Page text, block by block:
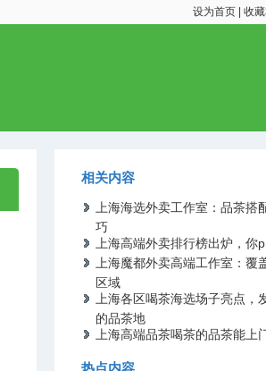
设为首页 收
相关内容
上海海选外卖工作室：品茶搭
巧
上海高端外卖排行榜出炉，你
上海魔都外卖高端工作室：覆
区域
上海各区喝茶海选场子亮点，
的品茶地
上海高端品茶喝茶的品茶能上
热点内容